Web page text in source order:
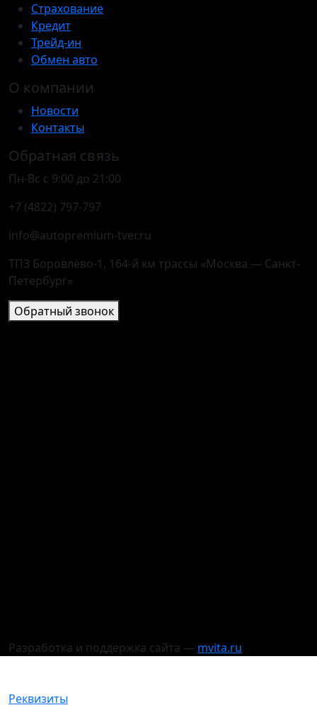
Страхование
Кредит
Трейд-ин
Обмен авто
О компании
Новости
Контакты
Обратная связь
Пн-Вс с 9:00 до 21:00
+7 (4822) 797-797
info@autopremium-tver.ru
ТПЗ Боровлёво-1, 164-й км трассы «Москва — Санкт-
Петербург»
Обратный звонок
Разработка и поддержка сайта — mvita.ru
Реквизиты